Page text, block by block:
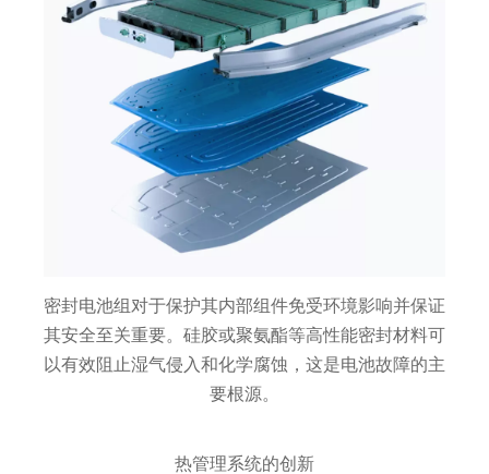
密封电池组对于保护其内部组件免受环境影响并保证
其安全至关重要。硅胶或聚氨酯等高性能密封材料可
以有效阻止湿气侵入和化学腐蚀，这是电池故障的主
要根源。
热管理系统的创新